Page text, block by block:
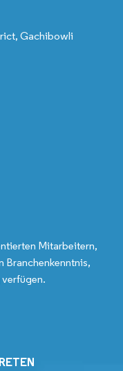
Gachibowli
Mitarbeitern,
Branchenkenntnis,